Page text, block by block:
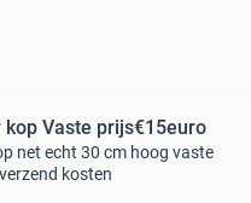
Vaste prijs€15euro
net echt 30 cm hoog vaste
kosten